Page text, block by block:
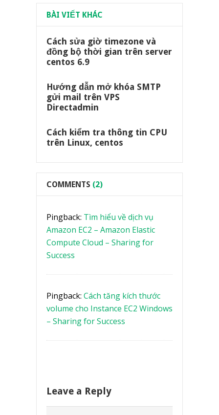
BÀI VIẾT KHÁC
Cách sửa giờ timezone và
đồng bộ thời gian trên server
centos 6.9
Hướng dẫn mở khóa SMTP
gửi mail trên VPS
Directadmin
Cách kiểm tra thông tin CPU
trên Linux, centos
COMMENTS (2)
Pingback: Tìm hiểu về dịch vụ
Amazon EC2 – Amazon Elastic
Compute Cloud – Sharing for
Success
Pingback: Cách tăng kích thước
volume cho Instance EC2 Windows
– Sharing for Success
Leave a Reply